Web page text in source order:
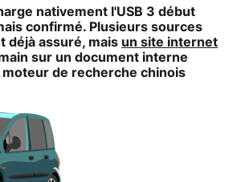
nativement l'USB 3 début
confirmé. Plusieurs sources
déjà assuré, mais un site internet
sur un document interne
moteur de recherche chinois